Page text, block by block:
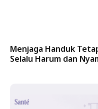
Menjaga Handuk
Selalu Harum dan